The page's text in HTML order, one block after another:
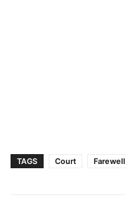
TAGS Court Farewell